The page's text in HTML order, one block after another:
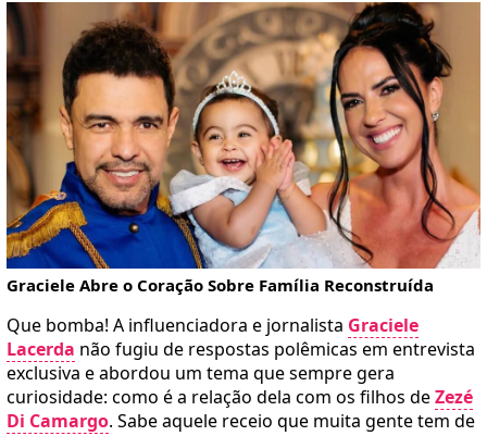
Graciele Abre o Coração Sobre Família Reconstruída
Que bomba! A influenciadora e jornalista Graciele
Lacerda não fugiu de respostas polêmicas em entrevista
exclusiva e abordou um tema que sempre gera
curiosidade: como é a relação dela com os filhos deZezé
Di Camargo. Sabe aquele receio que muita gente tem de